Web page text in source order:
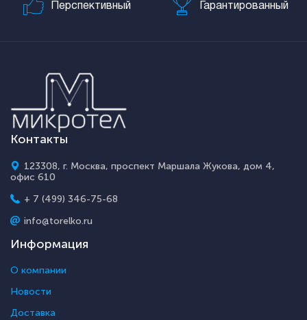
Перспективный Гарантированный
Контакты
123308, г. Москва, проспект Маршала Жукова, дом 4,
офис 610
+ 7 (499) 346-75-68
info@torelko.ru
Информация
О компании
Новости
Доставка